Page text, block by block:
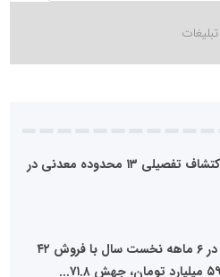
آغاز فاز اکتشاف تفصیلی ۱۳ محدوده معدنی در
چادرملو در ۶ ماهه نخست سال با فروش ۴۲